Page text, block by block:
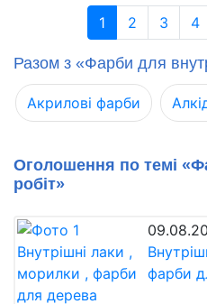
1 2 3 4
Разом з «Фарби для
Акрилові фарби
Оголошення по темі
робіт»
фарби